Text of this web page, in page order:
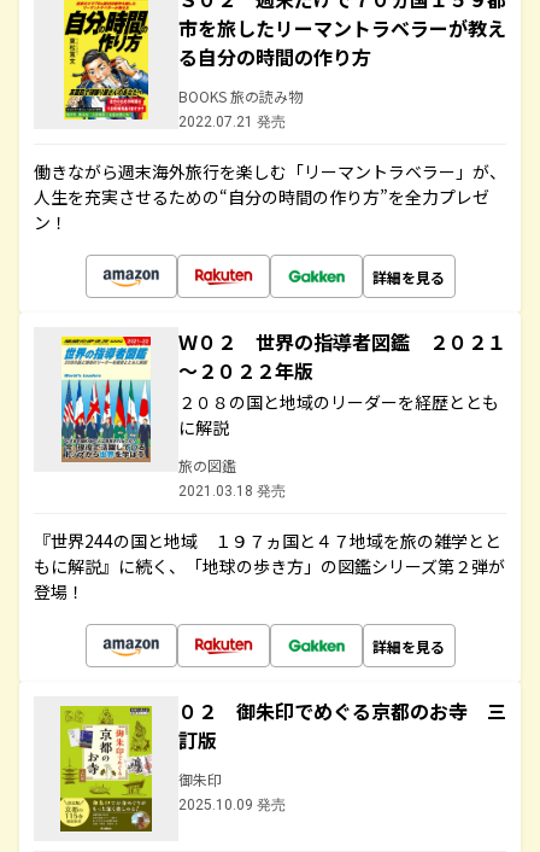
市を旅したリーマントラベラーが教え
る自分の時間の作り方
BOOKS 旅の読み物
2022.07.21 発売
働きながら週末海外旅行を楽しむ「リーマントラベラー」が、
人生を充実させるための“自分の時間の作り方”を全力プレゼ
ン！
詳細を見る
Ｗ０２ 世界の指導者図鑑 ２０２１
～２０２２年版
２０８の国と地域のリーダーを経歴ととも
に解説
旅の図鑑
2021.03.18 発売
『世界244の国と地域 １９７ヵ国と４７地域を旅の雑学とと
もに解説』に続く、「地球の歩き方」の図鑑シリーズ第２弾が
登場！
詳細を見る
０２ 御朱印でめぐる京都のお寺 三
訂版
御朱印
2025.10.09 発売